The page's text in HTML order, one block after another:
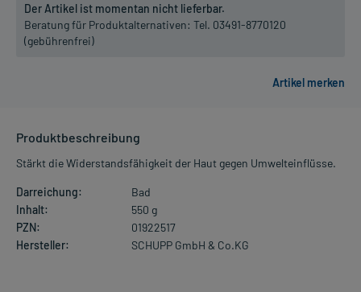
Der Artikel ist momentan nicht lieferbar.
Beratung für Produktalternativen: Tel. 03491-8770120
(gebührenfrei)
Produktbeschreibung
Stärkt die Widerstandsfähigkeit der Haut gegen Umwelteinflüsse.
Darreichung:
Bad
Inhalt:
550 g
PZN:
01922517
Hersteller:
SCHUPP GmbH & Co.KG